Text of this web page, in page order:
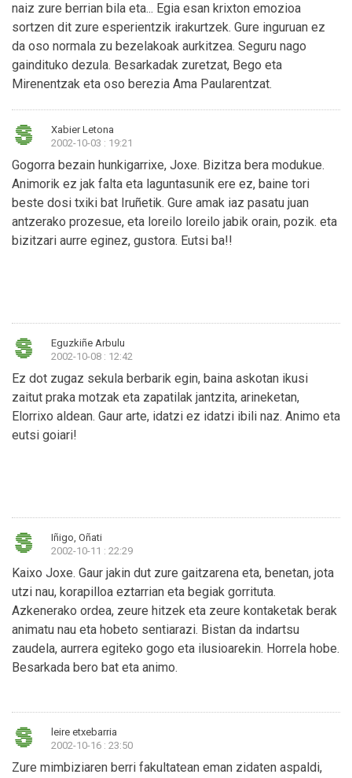
naiz zure berrian bila eta... Egia esan krixton emozioa
sortzen dit zure esperientzik irakurtzek. Gure inguruan ez
da oso normala zu bezelakoak aurkitzea. Seguru nago
gaindituko dezula. Besarkadak zuretzat, Bego eta
Mirenentzak eta oso berezia Ama Paularentzat.
Xabier Letona
2002-10-03 : 19:21
Gogorra bezain hunkigarrixe, Joxe. Bizitza bera modukue.
Animorik ez jak falta eta laguntasunik ere ez, baine tori
beste dosi txiki bat Iruñetik. Gure amak iaz pasatu juan
antzerako prozesue, eta loreilo loreilo jabik orain, pozik. eta
bizitzari aurre eginez, gustora. Eutsi ba!!
Eguzkiñe Arbulu
2002-10-08 : 12:42
Ez dot zugaz sekula berbarik egin, baina askotan ikusi
zaitut praka motzak eta zapatilak jantzita, arineketan,
Elorrixo aldean. Gaur arte, idatzi ez idatzi ibili naz. Animo eta
eutsi goiari!
Iñigo, Oñati
2002-10-11 : 22:29
Kaixo Joxe. Gaur jakin dut zure gaitzarena eta, benetan, jota
utzi nau, korapilloa eztarrian eta begiak gorrituta.
Azkenerako ordea, zeure hitzek eta zeure kontaketak berak
animatu nau eta hobeto sentiarazi. Bistan da indartsu
zaudela, aurrera egiteko gogo eta ilusioarekin. Horrela hobe.
Besarkada bero bat eta animo.
leire etxebarria
2002-10-16 : 23:50
Zure mimbiziaren berri fakultatean eman zidaten aspaldi,